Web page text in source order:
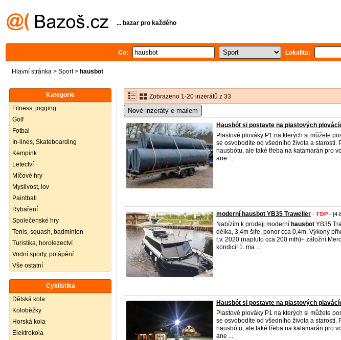
... bazar pro každého
Co: Lokalita:
Hlavní stránka > Sport> hausbot
Kategorie
Fitness, jogging
Golf
Fotbal
In-lines, Skateboarding
Kempink
Letectví
Míčové hry
Myslivost, lov
Paintball
Rybaření
Společenské hry
Tenis, squash, badminton
Turistika, horolezectví
Vodní sporty, potápění
Vše ostatní
Cyklistika
Dětská kola
Koloběžky
Horská kola
Elektrokola
Zobrazeno 1-20 inzerátů z 33
Nové inzeráty e-mailem
Hausbót si postavte na plastových
Plastové plováky P1 na kterých si můžete
se osvobodíte od všedního života a starostí.
hausbótu, ale také třeba na katamarán pro
ane ...
moderní hausbot YB35 Traweller - TOP -
Nabízím k prodeji moderní hausbot YB35
délka, 3,4m šíře, ponor cca 0,4m. Výkoný
r.v. 2020 (napluto cca 200 mth)+ záložní
kondici! 1. ma ...
Hausbót si postavte na plastových
Plastové plováky P1 na kterých si můžete
se osvobodíte od všedního života a starostí.
hausbótu, ale také třeba na katamarán pro
ane ...